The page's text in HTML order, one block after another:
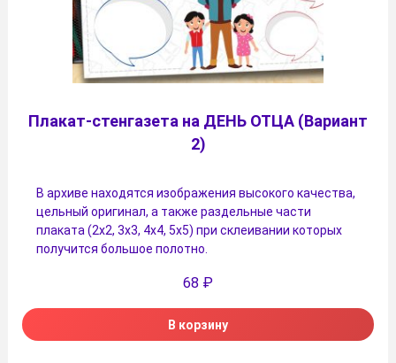
Плакат-стенгазета на ДЕНЬ ОТЦА (Вариант
2)
В архиве находятся изображения высокого качества,
цельный оригинал, а также раздельные части
плаката (2х2, 3х3, 4х4, 5х5) при склеивании которых
получится большое полотно.
68 ₽
В корзину